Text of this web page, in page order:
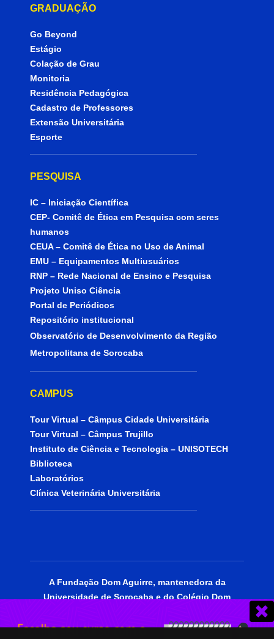
GRADUAÇÃO
Go Beyond
Estágio
Colação de Grau
Monitoria
Residência Pedagógica
Cadastro de Professores
Extensão Universitária
Esporte
PESQUISA
IC – Iniciação Científica
CEP- Comitê de Ética em Pesquisa com seres
humanos
CEUA – Comitê de Ética no Uso de Animal
EMU – Equipamentos Multiusuários
RNP – Rede Nacional de Ensino e Pesquisa
Projeto Uniso Ciência
Portal de Periódicos
Repositório institucional
Observatório de Desenvolvimento da Região
Metropolitana de Sorocaba
CAMPUS
Tour Virtual – Câmpus Cidade Universitária
Tour Virtual – Câmpus Trujillo
Instituto de Ciência e Tecnologia – UNISOTECH
Biblioteca
Laboratórios
Clínica Veterinária Universitária
A Fundação Dom Aguirre, mantenedora da
Universidade de Sorocaba e do Colégio Dom
beneficente de assistência social, portadora do